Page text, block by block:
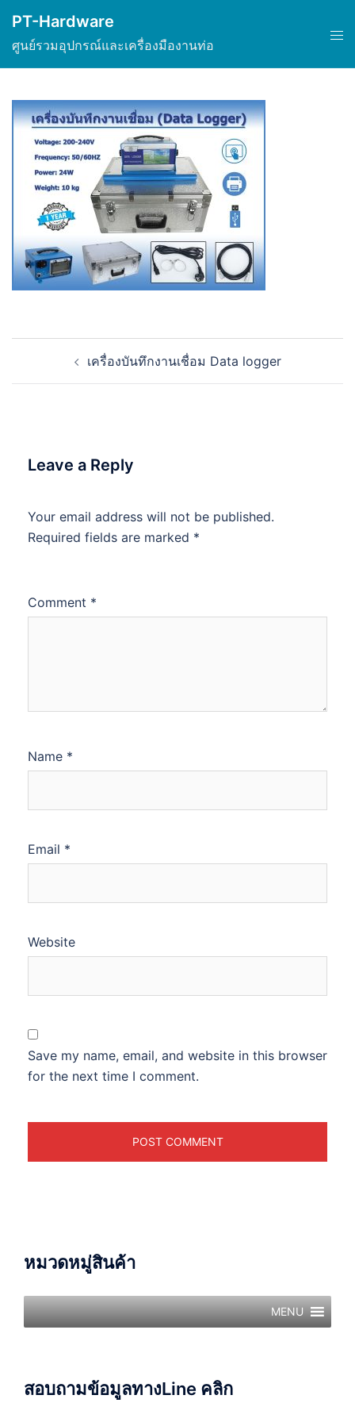
content
PT-Hardware
ศูนย์รวมอุปกรณ์และเครื่องมืองานท่อ
navigationเครื่องบันทึกงานเชื่อม Data logger
Leave a Reply
Your email address will not be published.
Required fields are marked *
Comment *
Name *
Email *
Website
Save my name, email, and website in this browser
for the next time I comment.
หมวดหมู่สินค้า
MENU
สอบถามข้อมูลทางLine คลิก